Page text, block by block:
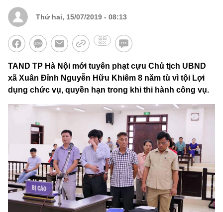
Thứ hai, 15/07/2019 - 08:13
TAND TP Hà Nội mới tuyên phạt cựu Chủ tịch UBND
xã Xuân Đỉnh Nguyễn Hữu Khiêm 8 năm tù vì tội Lợi
dụng chức vụ, quyền hạn trong khi thi hành công vụ.